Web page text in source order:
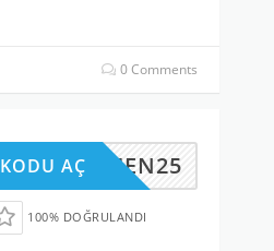
0 Comments
HEMEN25
KODU AÇ
100% DOĞRULANDI